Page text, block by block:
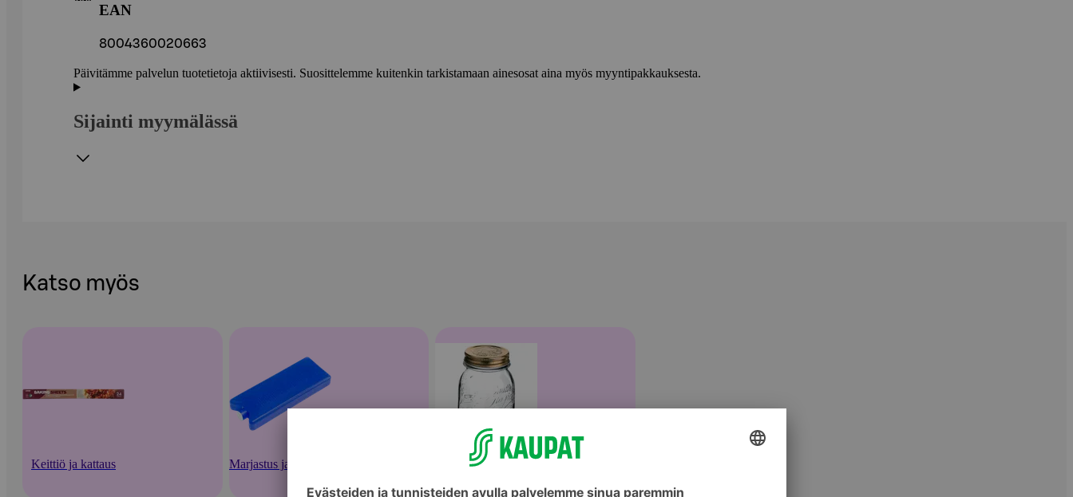
EAN
8004360020663
Päivitämme palvelun tuotetietoja aktiivisesti. Suosittelemme kuitenkin tarkistamaan ainesosat aina myös myyntipakkauksesta.
Sijainti myymälässä
Katso myös
Keittiö ja kattaus Marjastus ja säilöntä Säilöntätarvikkeet